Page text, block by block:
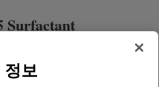
Surfactant
정보